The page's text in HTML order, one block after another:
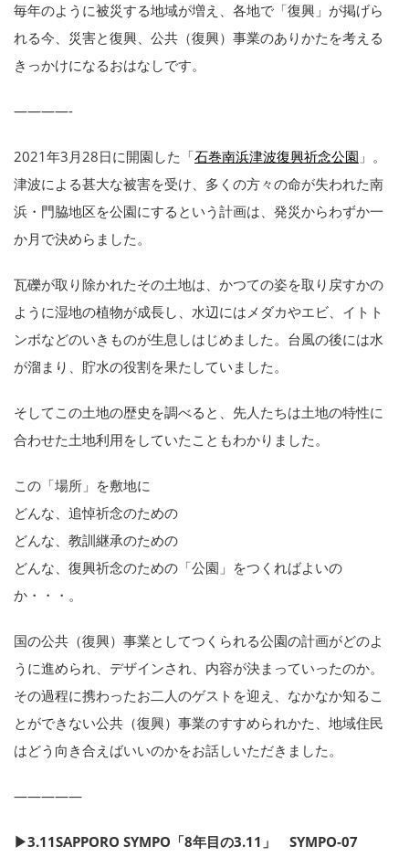
毎年のように被災する地域が増え、各地で「復興」が掲げら
れる今、災害と復興、公共（復興）事業のありかたを考える
きっかけになるおはなしです。
————-
2021年3月28日に開園した「石巻南浜津波復興祈念公園 」。
津波による甚大な被害を受け、多くの方々の命が失われた南
浜・門脇地区を公園にするという計画は、発災からわずか一
か月で決めらました。
瓦礫が取り除かれたその土地は、かつての姿を取り戻すかの
ように湿地の植物が成長し、水辺にはメダカやエビ、イトト
ンボなどのいきものが生息しはじめました。台風の後には水
が溜まり、貯水の役割を果たしていました。
そしてこの土地の歴史を調べると、先人たちは土地の特性に
合わせた土地利用をしていたこともわかりました。
この「場所」を敷地に
どんな、追悼祈念のための
どんな、教訓継承のための
どんな、復興祈念のための「公園」をつくればよいの
か・・・。
国の公共（復興）事業としてつくられる公園の計画がどのよ
うに進められ、デザインされ、内容が決まっていったのか。
その過程に携わったお二人のゲストを迎え、なかなか知るこ
とができない公共（復興）事業のすすめられかた、地域住民
はどう向き合えばいいのかをお話しいただきました。
—————
▶︎3.11SAPPORO SYMPO「8年目の3.11」 SYMPO-07